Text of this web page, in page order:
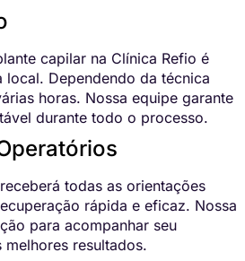
capilar na Clínica Refio é
local. Dependendo da técnica
horas. Nossa equipe garante
durante todo o processo.
todas as orientações
rápida e eficaz. Nossa
para acompanhar seu
resultados.